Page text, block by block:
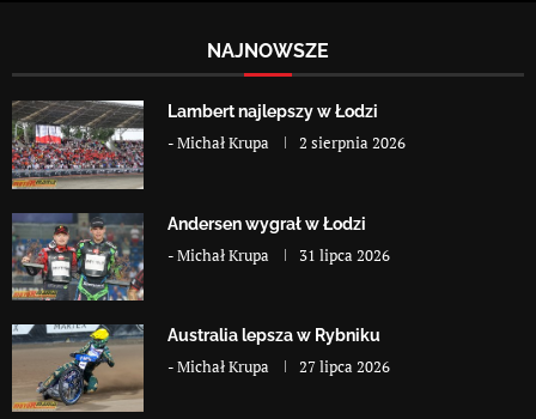
NAJNOWSZE
Lambert najlepszy w Łodzi
-Michał Krupa 2 sierpnia 2026
Andersen wygrał w Łodzi
-Michał Krupa 31 lipca 2026
Australia lepsza w Rybniku
-Michał Krupa 27 lipca 2026